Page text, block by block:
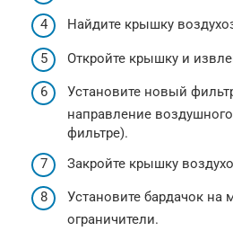
Найдите крышку
Откройте крышку и
Установите новый
направление
фильтре).
Закройте крышку
Установите бардачок на
ограничители.